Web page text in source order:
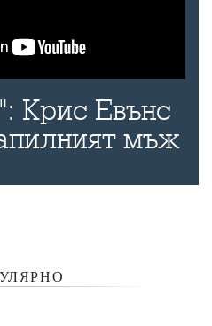
Крис Евънс
мъж